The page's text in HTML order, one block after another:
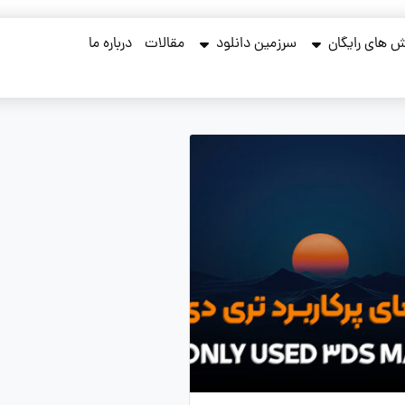
های رایگان سرزمین دانلود مقالات درباره ما